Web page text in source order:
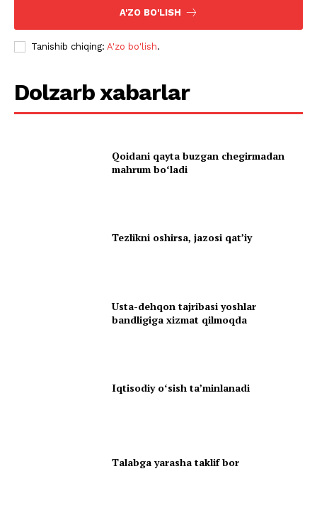
A'ZO BO'LISH
Tanishib chiqing: A'zo bo'lish.
Dolzarb xabarlar
Qoidani qayta buzgan chegirmadan
mahrum boʻladi
Tezlikni oshirsa, jazosi qatʼiy
Usta-dehqon tajribasi yoshlar
bandligiga xizmat qilmoqda
Iqtisodiy oʻsish taʼminlanadi
Talabga yarasha taklif bor